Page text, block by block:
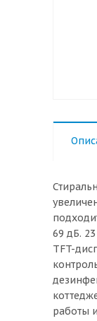
69 дБ.
TFT-
работы